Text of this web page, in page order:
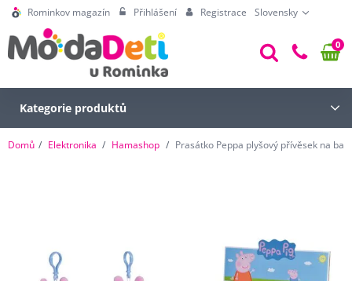
Rominkov magazín Přihlášení Registrace Slovensky
0
Kategorie produktů
Domů Elektronika Hamashop Prasátko Peppa plyšový přívěsek na